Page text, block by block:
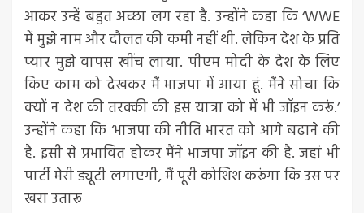
आकर उन्हें बहुत अच्छा लग रहा है. उन्होंने कहा कि ‘WWE
में मुझे नाम और दौलत की कमी नहीं थी. लेकिन देश के प्रति
प्यार मुझे वापस खींच लाया. पीएम मोदी के देश के लिए
किए काम को देखकर मैं भाजपा में आया हूं. मैंने सोचा कि
क्यों न देश की तरक्की की इस यात्रा को में भी जॉइन करूं.’
उन्होंने कहा कि ‘भाजपा की नीति भारत को आगे बढ़ाने की
है. इसी से प्रभावित होकर मैंने भाजपा जॉइन की है. जहां भी
पार्टी मेरी ड्यूटी लगाएगी, मैं पूरी कोशिश करूंगा कि उस पर
खरा उतारू